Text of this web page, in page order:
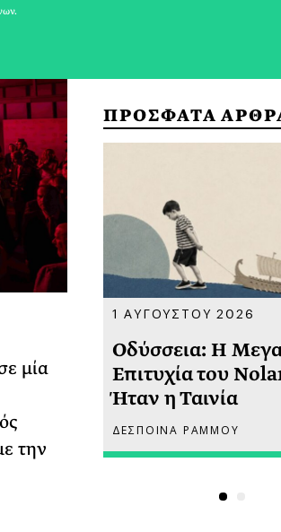
μία
την
ΠΡΟΣΦΑΤΑ
1 ΑΥΓΟΥΣΤΟΥ 2026
Οδύσσεια: Η
Επιτυχία του
Ήταν η Ταινία
ΔΕΣΠΟΙΝΑ ΡΑΜΜΟΥ